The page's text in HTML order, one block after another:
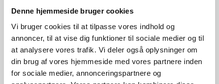
Denne hjemmeside bruger cookies
Vi bruger cookies til at tilpasse vores indhold og
annoncer, til at vise dig funktioner til sociale medier og til
at analysere vores trafik. Vi deler også oplysninger om
din brug af vores hjemmeside med vores partnere inden
for sociale medier, annonceringspartnere og
Life
internationalt
2.8:
Nyhedsbrev
3.0:
Nyheder